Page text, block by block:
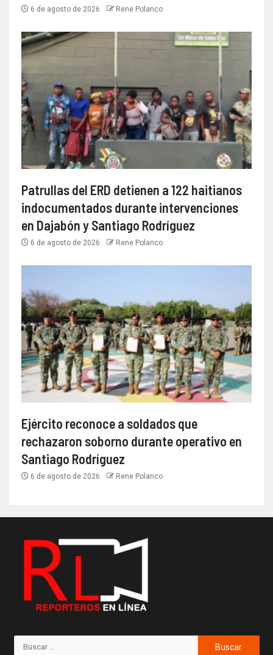
6 de agosto de 2026 Rene Polanco
Patrullas del ERD detienen a 122 haitianos
indocumentados durante intervenciones
en Dajabón y Santiago Rodríguez
6 de agosto de 2026 Rene Polanco
Ejército reconoce a soldados que
rechazaron soborno durante operativo en
Santiago Rodríguez
6 de agosto de 2026 Rene Polanco